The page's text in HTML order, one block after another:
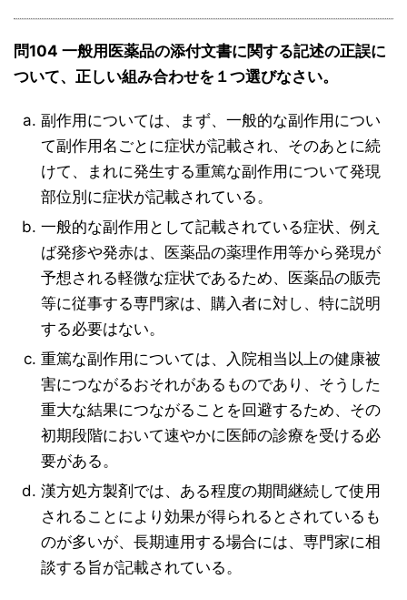
問104 一般用医薬品の添付文書に関する記述の正誤に
ついて、正しい組み合わせを１つ選びなさい。
副作用については、まず、一般的な副作用につい
て副作用名ごとに症状が記載され、そのあとに続
けて、まれに発生する重篤な副作用について発現
部位別に症状が記載されている。
一般的な副作用として記載されている症状、例え
ば発疹や発赤は、医薬品の薬理作用等から発現が
予想される軽微な症状であるため、医薬品の販売
等に従事する専門家は、購入者に対し、特に説明
する必要はない。
重篤な副作用については、入院相当以上の健康被
害につながるおそれがあるものであり、そうした
重大な結果につながることを回避するため、その
初期段階において速やかに医師の診療を受ける必
要がある。
漢方処方製剤では、ある程度の期間継続して使用
されることにより効果が得られるとされているも
のが多いが、長期連用する場合には、専門家に相
談する旨が記載されている。